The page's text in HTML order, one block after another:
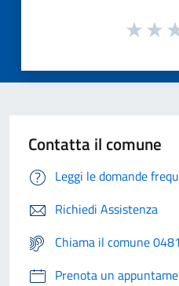
Contatta il comune
Leggi le domande
Richiedi Assistenza
Chiama il comune
Prenota un